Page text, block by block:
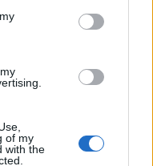
of my
with the
over, hvornår
steder i
blev hurtigere
nye opgørelse,
hvor Region
havde den mest